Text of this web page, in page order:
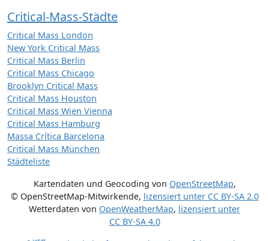
Critical-Mass-Städte
Critical Mass London
New York Critical Mass
Critical Mass Berlin
Critical Mass Chicago
Brooklyn Critical Mass
Critical Mass Houston
Critical Mass Wien Vienna
Critical Mass Hamburg
Massa Crítica Barcelona
Critical Mass München
Städteliste
Kartendaten und Geocoding von OpenStreetMap,
© OpenStreetMap-Mitwirkende, lizensiert unter CC BY-SA 2.0
Wetterdaten von OpenWeatherMap, lizensiert unter
CC BY-SA 4.0